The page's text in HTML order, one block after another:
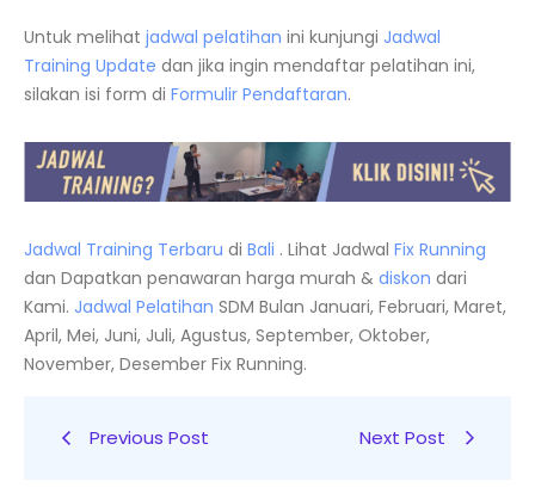
Untuk melihat jadwal pelatihan ini kunjungi Jadwal
Training Update dan jika ingin mendaftar pelatihan ini,
silakan isi form di Formulir Pendaftaran.
Jadwal Training Terbaru di Bali . Lihat Jadwal Fix Running
dan Dapatkan penawaran harga murah & diskon dari
Kami. Jadwal Pelatihan SDM Bulan Januari, Februari, Maret,
April, Mei, Juni, Juli, Agustus, September, Oktober,
November, Desember Fix Running.
Previous Post Next Post